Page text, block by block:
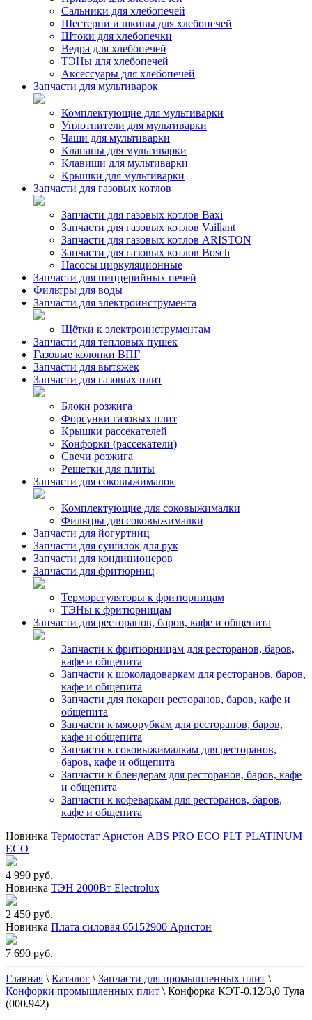
Сальники для хлебопечей
Шестерни и шкивы для хлебопечей
Штоки для хлебопечки
Ведра для хлебопечей
ТЭНы для хлебопечей
Аксессуары для хлебопечей
Запчасти для мультиварок
Комплектующие для мультиварки
Уплотнители для мультиварки
Чаши для мультиварки
Клапаны для мультиварки
Клавиши для мультиварки
Крышки для мультиварки
Запчасти для газовых котлов
Запчасти для газовых котлов Baxi
Запчасти для газовых котлов Vaillant
Запчасти для газовых котлов ARISTON
Запчасти для газовых котлов Bosch
Насосы циркуляционные
Запчасти для пиццерийных печей
Фильтры для воды
Запчасти для электроинструмента
Щётки к электроинструментам
Запчасти для тепловых пушек
Газовые колонки ВПГ
Запчасти для вытяжек
Запчасти для газовых плит
Блоки розжига
Форсунки газовых плит
Крышки рассекателей
Конфорки (рассекатели)
Свечи розжига
Решетки для плиты
Запчасти для соковыжималок
Комплектующие для соковыжималки
Фильтры для соковыжималки
Запчасти для йогуртниц
Запчасти для сушилок для рук
Запчасти для кондиционеров
Запчасти для фритюрниц
Терморегуляторы к фритюрницам
ТЭНы к фритюрницам
Запчасти для ресторанов, баров, кафе и общепита
Запчасти к фритюрницам для ресторанов, баров,
кафе и общепита
Запчасти к шоколадоваркам для ресторанов, баров,
кафе и общепита
Запчасти для пекарен ресторанов, баров, кафе и
общепита
Запчасти к мясорубкам для ресторанов, баров,
кафе и общепита
Запчасти к соковыжималкам для ресторанов,
баров, кафе и общепита
Запчасти к блендерам для ресторанов, баров, кафе
и общепита
Запчасти к кофеваркам для ресторанов, баров,
кафе и общепита
Новинка Термостат Аристон ABS PRO ECO PLT PLATINUM
ECO
4 990 руб.
Новинка ТЭН 2000Вт Electrolux
2 450 руб.
Новинка Плата силовая 65152900 Аристон
7 690 руб.
Главная \ Каталог \ Запчасти для промышленных плит \
Конфорки промышленных плит \ Конфорка КЭТ-0,12/3,0 Тула
(000.942)